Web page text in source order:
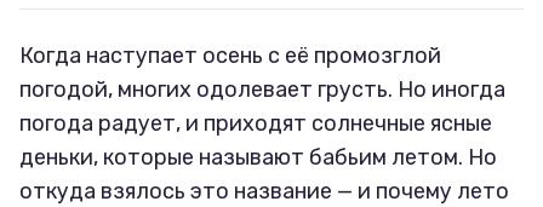
Соцсети
Когда наступает осень с её промозглой
погодой, многих одолевает грусть. Но иногда
погода радует, и приходят солнечные ясные
деньки, которые называют бабьим летом. Но
откуда взялось это название — и почему лето